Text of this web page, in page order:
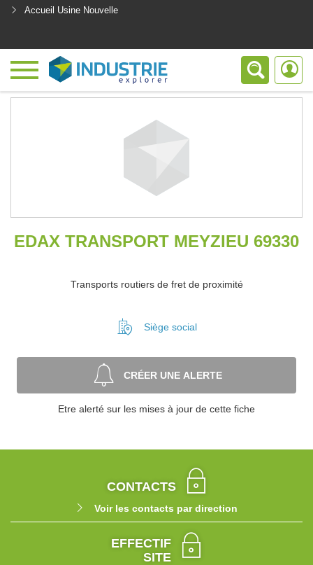
Accueil Usine Nouvelle
EDAX TRANSPORT MEYZIEU 69330
Transports routiers de fret de proximité
Siège social
CRÉER UNE ALERTE
Etre alerté sur les mises à jour de cette fiche
CONTACTS
Voir les contacts par direction
EFFECTIF
SITE